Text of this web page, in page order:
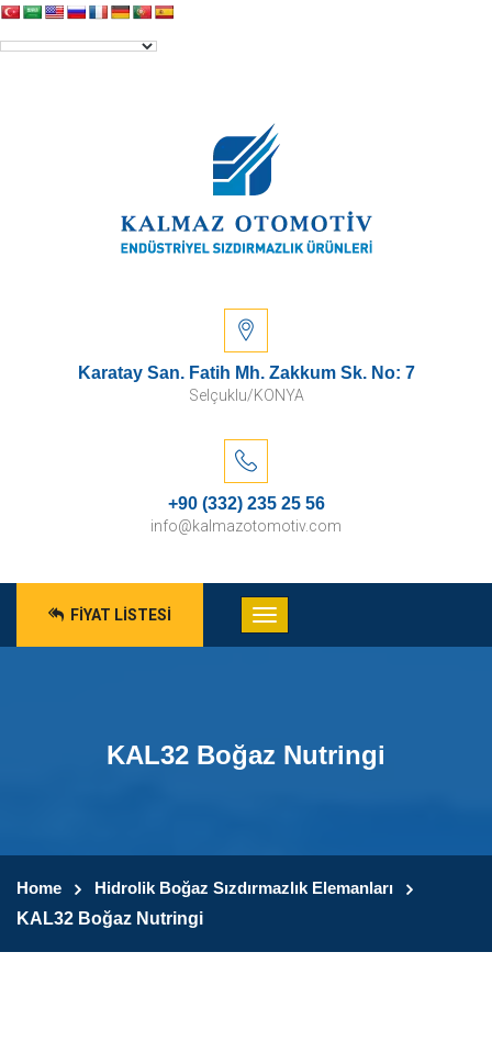
Karatay San. Fatih Mh. Zakkum Sk. No: 7
Selçuklu/KONYA
+90 (332) 235 25 56
info@kalmazotomotiv.com
FIYAT LISTESI
KAL32 Boğaz Nutringi
Home
Hidrolik Boğaz Sızdırmazlık Elemanları
KAL32 Boğaz Nutringi